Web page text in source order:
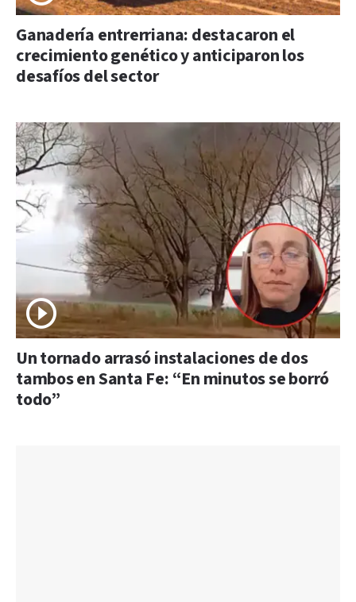
Ganadería entrerriana: destacaron el
crecimiento genético y anticiparon los
desafíos del sector
Un tornado arrasó instalaciones de dos
tambos en Santa Fe: “En minutos se borró
todo”